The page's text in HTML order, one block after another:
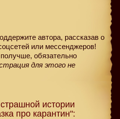
автора, рассказав о
или мессенджеров!
обязательно
для этого не
истории
про карантин":